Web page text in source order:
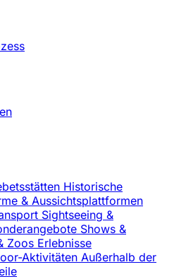
Historische
& Aussichtsplattformen
Sightseeing &
Shows &
Zoos Erlebnisse
Aktivitäten Außerhalb der